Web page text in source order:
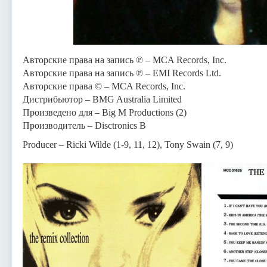
Авторские права на запись ℗ – MCA Records, Inc.
Авторские права на запись ℗ – EMI Records Ltd.
Авторские права © – MCA Records, Inc.
Дистрибьютор – BMG Australia Limited
Произведено для – Big M Productions (2)
Производитель – Disctronics B
Producer – Ricki Wilde (1-9, 11, 12), Tony Swain (7, 9)